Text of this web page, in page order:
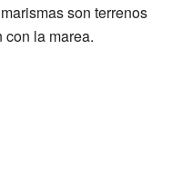
son terrenos
la marea.